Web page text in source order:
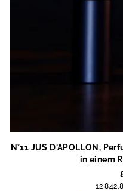
N°11 JUS D'APOLLON,
in einem
Měrná
12